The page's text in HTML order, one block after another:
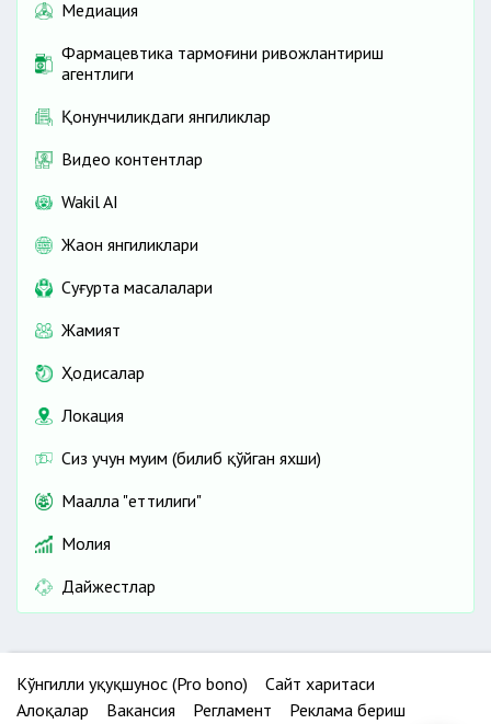
Медиация
Фармацевтика тармоғини ривожлантириш
агентлиги
Қонунчиликдаги янгиликлар
Видео контентлар
Wakil AI
Жаҳон янгиликлари
Cуғурта масалалари
Жамият
Ҳодисалар
Локация
Сиз учун муҳим (билиб қўйган яхши)
Маҳалла "еттилиги"
Молия
Дайжестлар
Кўнгилли ҳуқуқшунос (Pro bono)
Сайт харитаси
Алоқалар
Вакансия Регламент Реклама бериш